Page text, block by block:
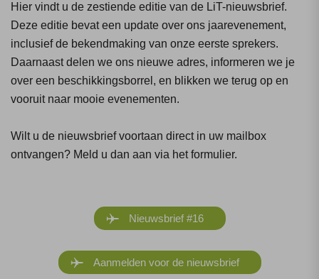
Hier vindt u de zestiende editie van de LiT-nieuwsbrief.
Deze editie bevat een update over ons jaarevenement,
inclusief de bekendmaking van onze eerste sprekers.
Daarnaast delen we ons nieuwe adres, informeren we je
over een beschikkingsborrel, en blikken we terug op en
vooruit naar mooie evenementen.
Wilt u de nieuwsbrief voortaan direct in uw mailbox
ontvangen? Meld u dan aan via het formulier.
Nieuwsbrief #16
Aanmelden voor de nieuwsbrief